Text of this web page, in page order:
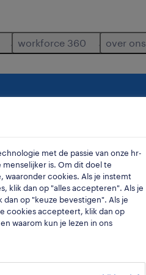
workforce 360 over ons
met de passie van onze hr-
is. Om dit doel te
waaronder cookies. Als je instemt
klik dan op "alles accepteren". Als je
op "keuze bevestigen". Als je
cookies accepteert, klik dan op
waarom kun je lezen in ons